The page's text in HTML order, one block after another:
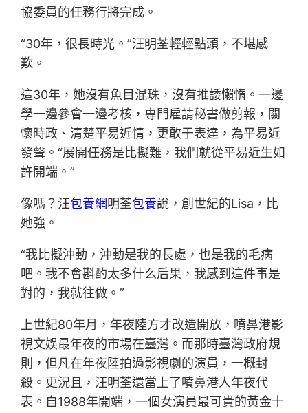
協委員的任務行將完成。
“30年，很長時光。”汪明荃輕輕點頭，不堪感
歎。
這30年，她沒有魚目混珠，沒有推諉懶惰。一邊
學一邊參會一邊考核，專門雇請秘書做剪報，關
懷時政、清楚平易近情，更敢于表達，為平易近
發聲。“展開任務是比擬難，我們就從平易近生如
許開端。”
像嗎？汪包養網明荃包養說，創世紀的Lisa，比
她強。
“我比擬沖動，沖動是我的長處，也是我的毛病
吧。我不會斟酌太多什么后果，我感到這件事是
對的，我就往做。”
上世紀80年月，年夜陸方才改造開放，噴鼻港影
視文娛最年夜的市場在臺灣。而那時臺灣政府規
則，但凡在年夜陸拍過影視劇的演員，一概封
殺。更況且，汪明荃還當上了噴鼻港人年夜代
表。自1988年開端，一個女演員最可貴的黃金十